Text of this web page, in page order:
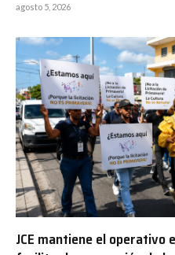
agosto 5, 2026
JCE mantiene el operativo